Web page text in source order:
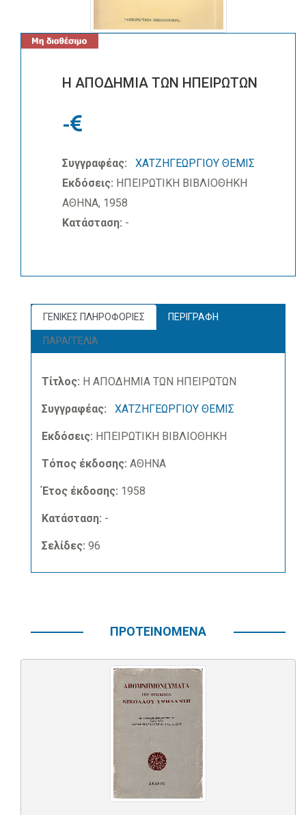
Η ΑΠΟΔΗΜΙΑ ΤΩΝ ΗΠΕΙΡΩΤΩΝ
-
Συγγραφέας:
ΧΑΤΖΗΓΕΩΡΓΙΟΥ ΘΕΜΙΣ
Εκδόσεις: ΗΠΕΙΡΩΤΙΚΗ ΒΙΒΛΙΟΘΗΚΗ
ΑΘΗΝΑ, 1958
Κατάσταση: -
ΓΕΝΙΚΕΣ ΠΛΗΡΟΦΟΡΙΕΣ ΠΕΡΙΓΡΑΦΗ
ΠΑΡΑΓΓΕΛΙΑ
Τίτλος: Η ΑΠΟΔΗΜΙΑ ΤΩΝ ΗΠΕΙΡΩΤΩΝ
Συγγραφέας: ΧΑΤΖΗΓΕΩΡΓΙΟΥ ΘΕΜΙΣ
Εκδόσεις: ΗΠΕΙΡΩΤΙΚΗ ΒΙΒΛΙΟΘΗΚΗ
Τόπος έκδοσης: ΑΘΗΝΑ
Έτος έκδοσης: 1958
Κατάσταση: -
Σελίδες: 96
ΠΡΟΤΕΙΝΟΜΕΝΑ